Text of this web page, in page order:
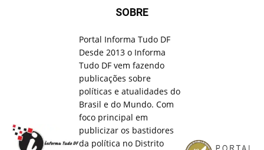
SOBRE
Portal Informa Tudo DF
Desde 2013 o Informa
Tudo DF vem fazendo
publicações sobre
políticas e atualidades do
Brasil e do Mundo. Com
foco principal em
publicizar os bastidores
da política no Distrito